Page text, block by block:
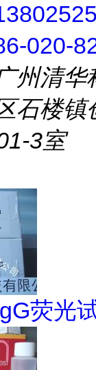
020-
州清华
石楼镇
3室
荧光